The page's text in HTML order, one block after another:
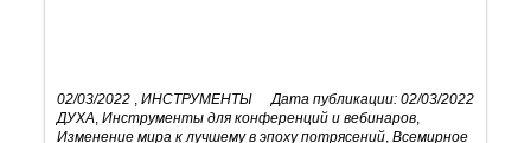
02/03/2022 Дата публикации: 02/03/2022
,ИНСТРУМЕНТЫ
ДУХА,Инструменты для конференций и вебинаров,
Изменение мира к лучшему в эпоху потрясений,Всемирное